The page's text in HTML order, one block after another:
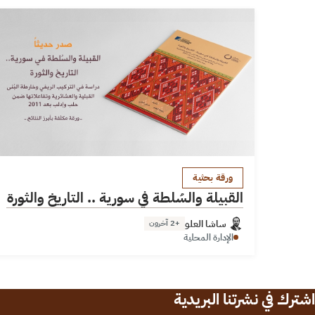
ورقة بحثية
القبيلة والسُلطة في سورية .. التاريخ والثورة
ساشا العلو +2 آخرون
الإدارة المحلية
اشترك في نشرتنا البريدية